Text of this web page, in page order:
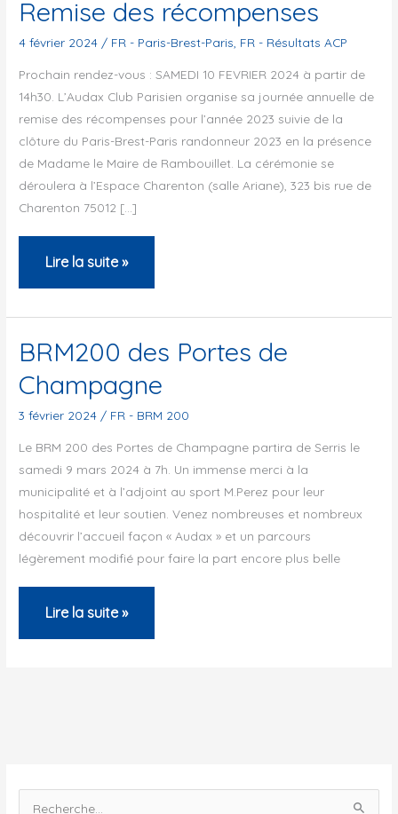
Remise des récompenses
4 février 2024 / FR - Paris-Brest-Paris FR - Résultats ACP
Prochain rendez-vous : SAMEDI 10 FEVRIER 2024 à partir de
14h30. L’Audax Club Parisien organise sa journée annuelle de
remise des récompenses pour l’année 2023 suivie de la
clôture du Paris-Brest-Paris randonneur 2023 en la présence
de Madame le Maire de Rambouillet. La cérémonie se
déroulera à l’Espace Charenton (salle Ariane), 323 bis rue de
Charenton 75012 […]
Remise
des
récompenses
Lire la suite »
BRM200 des Portes de
Champagne
3 février 2024 / FR - BRM 200
Le BRM 200 des Portes de Champagne partira de Serris le
samedi 9 mars 2024 à 7h. Un immense merci à la
municipalité et à l’adjoint au sport M.Perez pour leur
hospitalité et leur soutien. Venez nombreuses et nombreux
découvrir l’accueil façon « Audax » et un parcours
légèrement modifié pour faire la part encore plus belle
BRM200
des
Lire la suite »